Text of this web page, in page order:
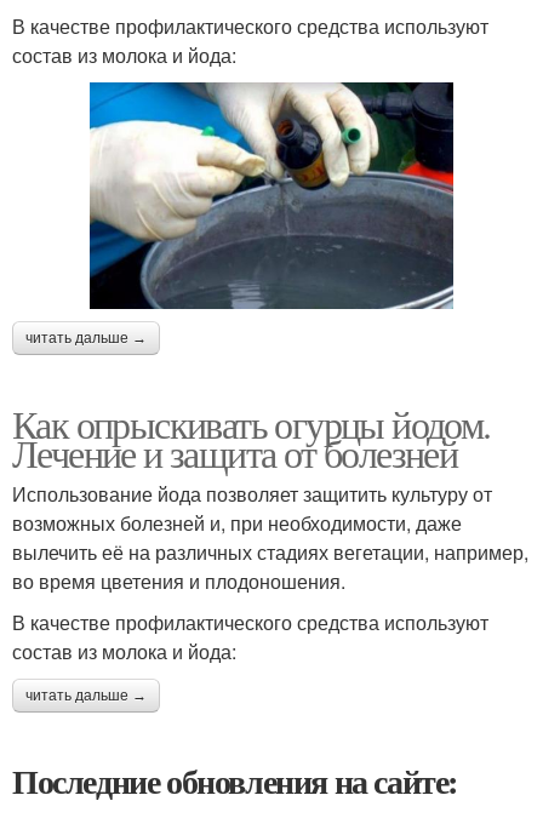
В качестве профилактического средства используют
состав из молока и йода:
читать дальше →
Как опрыскивать огурцы йодом.
Лечение и защита от болезней
Использование йода позволяет защитить культуру от
возможных болезней и, при необходимости, даже
вылечить её на различных стадиях вегетации, например,
во время цветения и плодоношения.
В качестве профилактического средства используют
состав из молока и йода:
читать дальше →
Последние обновления на сайте: